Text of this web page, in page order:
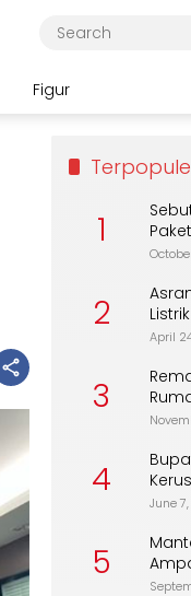
Figur
1
2
April
3
4
June
5